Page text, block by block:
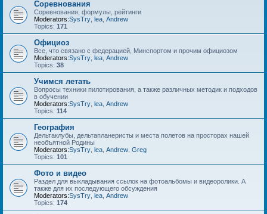
Соревнования
Соревнования, формулы, рейтинги
Moderators:SysTry lea Andrew
Topics: 171
Официоз
Все, что связано с федерацией, Минспортом и прочим официозом
Moderators:SysTry lea Andrew
Topics: 38
Учимся летать
Вопросы техники пилотирования, а также различных методик и подходов
в обучении
Moderators:SysTry lea Andrew
Topics: 114
География
Дельтаклубы, дельтапланеристы и места полетов на просторах нашей
необъятной Родины
Moderators:SysTry lea Andrew Greg
Topics: 101
Фото и видео
Раздел для выкладывания ссылок на фотоальбомы и видеоролики. А
также для их последующего обсуждения
Moderators:SysTry lea Andrew
Topics: 174